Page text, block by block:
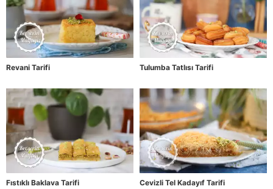
Revani Tarifi Tulumba Tatlısı Tarifi
Fıstıklı Baklava Tarifi Cevizli Tel Kadayıf Tarifi